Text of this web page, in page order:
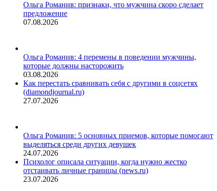
Ольга Романив: признаки, что мужчина скоро сделает
предложение
07.08.2026
Ольга Романив: 4 перемены в поведении мужчины,
которые должны насторожить
03.08.2026
Как перестать сравнивать себя с другими в соцсетях
(diamondjournal.ru)
27.07.2026
Ольга Романив: 5 основных приемов, которые помогают
выделяться среди других девушек
24.07.2026
Психолог описала ситуации, когда нужно жестко
отстаивать личные границы (news.ru)
23.07.2026